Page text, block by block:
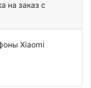
на заказ c
Xiaomi